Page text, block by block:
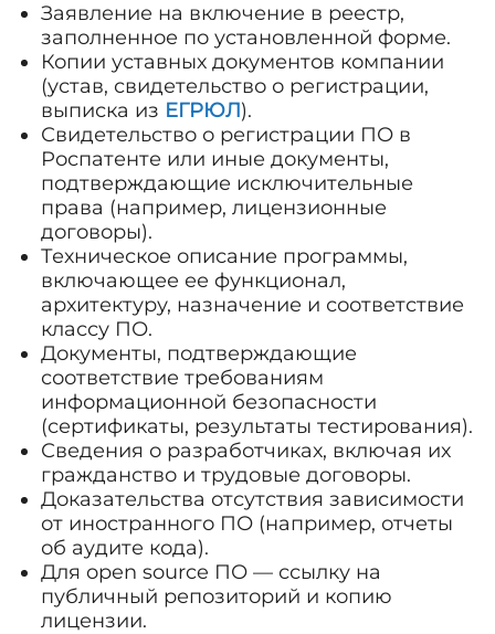
Заявление на включение в реестр,
заполненное по установленной форме.
Копии уставных документов компании
(устав, свидетельство о регистрации,
выписка из ЕГРЮЛ).
Свидетельство о регистрации ПО в
Роспатенте или иные документы,
подтверждающие исключительные
права (например, лицензионные
договоры).
Техническое описание программы,
включающее ее функционал,
архитектуру, назначение и соответствие
классу ПО.
Документы, подтверждающие
соответствие требованиям
информационной безопасности
(сертификаты, результаты тестирования).
Сведения о разработчиках, включая их
гражданство и трудовые договоры.
Доказательства отсутствия зависимости
от иностранного ПО (например, отчеты
об аудите кода).
Для open source ПО — ссылку на
публичный репозиторий и копию
лицензии.